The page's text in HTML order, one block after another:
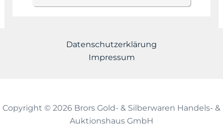
Datenschutzerklärung
Impressum
Copyright © 2026 Brors Gold- & Silberwaren Handels- &
Auktionshaus GmbH